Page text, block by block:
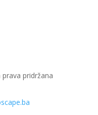
pridržana